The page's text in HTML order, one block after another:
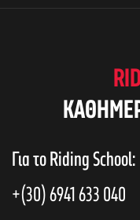
Για το Riding School:
+(30) 6941 633 040